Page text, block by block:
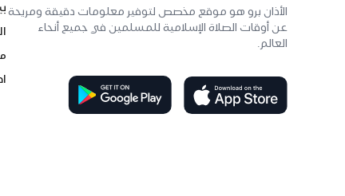
الأذان برو هو موقع مخصص لتوفير معلومات دقيقة ومريحة
عن أوقات الصلاة الإسلامية للمسلمين في جميع أنحاء
العالم.